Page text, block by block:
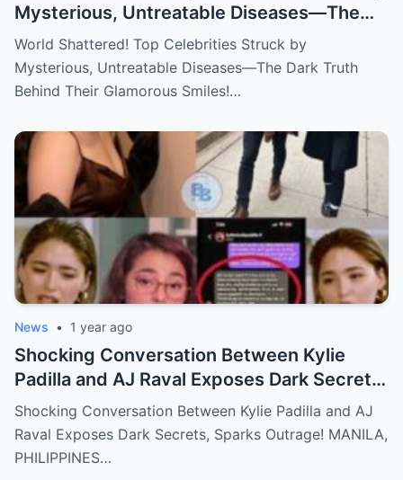
Mysterious, Untreatable Diseases—The
Dark Truth Behind Their Glamorous Smiles!
World Shattered! Top Celebrities Struck by
Mysterious, Untreatable Diseases—The Dark Truth
Behind Their Glamorous Smiles!…
News • 1 year ago
Shocking Conversation Between Kylie
Padilla and AJ Raval Exposes Dark Secrets,
Sparks Outrage!
Shocking Conversation Between Kylie Padilla and AJ
Raval Exposes Dark Secrets, Sparks Outrage! MANILA,
PHILIPPINES…